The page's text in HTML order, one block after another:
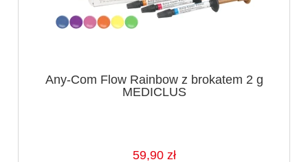
Any-Com Flow Rainbow z brokatem 2 g
MEDICLUS
59,90 zł